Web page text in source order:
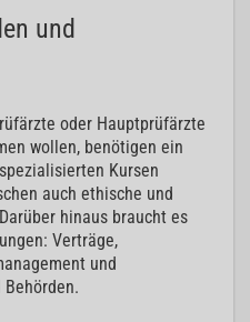
und
oder Hauptprüfärzte
wollen, benötigen ein
Kursen
auch ethische und
hinaus braucht es
Verträge,
und